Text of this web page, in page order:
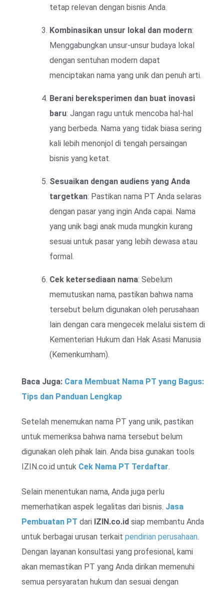
tetap relevan dengan bisnis Anda.
Kombinasikan unsur lokal dan modern:
Menggabungkan unsur-unsur budaya lokal
dengan sentuhan modern dapat
menciptakan nama yang unik dan penuh arti.
Berani bereksperimen dan buat inovasi
baru: Jangan ragu untuk mencoba hal-hal
yang berbeda. Nama yang tidak biasa sering
kali lebih menonjol di tengah persaingan
bisnis yang ketat.
Sesuaikan dengan audiens yang Anda
targetkan: Pastikan nama PT Anda selaras
dengan pasar yang ingin Anda capai. Nama
yang unik bagi anak muda mungkin kurang
sesuai untuk pasar yang lebih dewasa atau
formal.
Cek ketersediaan nama: Sebelum
memutuskan nama, pastikan bahwa nama
tersebut belum digunakan oleh perusahaan
lain dengan cara mengecek melalui sistem di
Kementerian Hukum dan Hak Asasi Manusia
(Kemenkumham).
Baca Juga: Cara Membuat Nama PT yang Bagus:
Tips dan Panduan Lengkap
Setelah menemukan nama PT yang unik, pastikan
untuk memeriksa bahwa nama tersebut belum
digunakan oleh pihak lain. Anda bisa gunakan tools
IZIN.co.id untuk Cek Nama PT Terdaftar.
Selain menentukan nama, Anda juga perlu
memerhatikan aspek legalitas dari bisnis. Jasa
Pembuatan PT dari IZIN.co.id siap membantu Anda
untuk berbagai urusan terkait pendirian perusahaan.
Dengan layanan konsultasi yang profesional, kami
akan memastikan PT yang Anda dirikan memenuhi
semua persyaratan hukum dan sesuai dengan